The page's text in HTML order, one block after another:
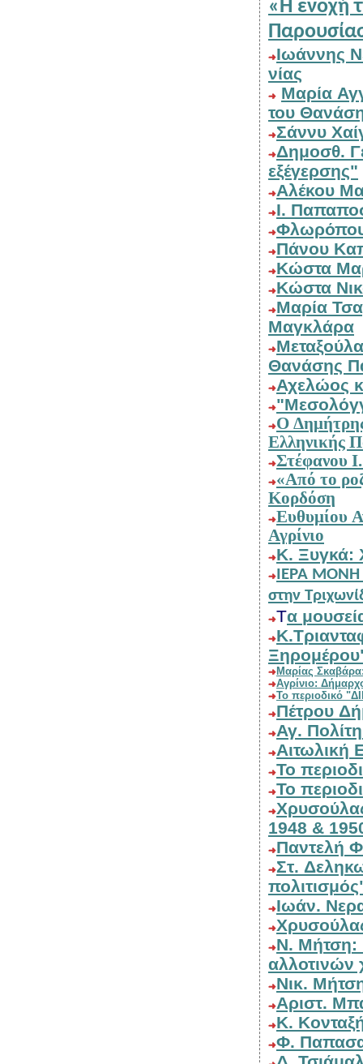
«Η ενοχή της
Ιωάννης Νεραντζής: Συμβολή στην βιβλιογραφία της Αιτωλ/
νίας
Μαρία Αγγέλη: Η καπνούπολη
Δημοσθ. Γεωργοβασίλη: "Αλμπέρ Καμύ, ο φιλόσοφος της
εξέγερσης"
Ι.
Μαρία Τσαμπάζη: "Νεκύσια" ποιήματα του Αλέκου
Μαγκλάρα
Μεταξούλας Μανικάρου: "Γεννήθηκα στην
Ο Δημήτρης Μαρωνίτης συνομιλεί με μεγάλα ονόματα της
Ελληνικής
«Από το ροζ έως το κόκκινο», το νέο της βιβλίο της Ακακίας
Κορδόση
Ευθυμίου Ανδρικόπουλου: Αρχιτεκτονική και πολεοδομία στο
Αγρίνιο
Κ.
ΕΡΑ ΜΟΝΗ ΦΩΤΜΟΥ, Ένα λησμονημένο μοναστήρι του 16ου αι.
στην
Τ
α
K.Τριανταφυλλίδη: Γερ.
Μαρίας
Αγρίνιο:
Το περιοδικό
Αγ.
Το
Το
Χρυσούλας Σπυρέλη: Θαν. Παπαθανασόπουλου
1948 &
Στ. Δεληκωστόπουλου: "Η Γυναίκα όταν χτιζόταν ο
Ν. Μήτση: "Αετός Ξηρομέρου, ιστορικές επιφυλλίδες
Νικ.
Κ.
Φ.